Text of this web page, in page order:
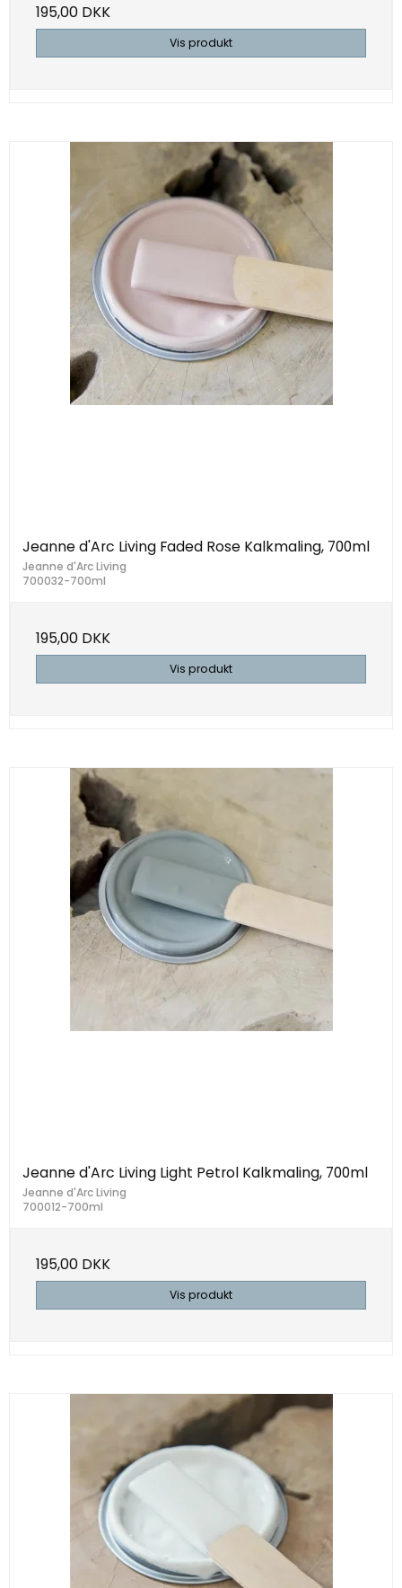
195,00 DKK
Vis produkt
Jeanne d'Arc Living Faded Rose Kalkmaling, 700ml
Jeanne d'Arc Living
700032-700ml
195,00 DKK
Vis produkt
Jeanne d'Arc Living Light Petrol Kalkmaling, 700ml
Jeanne d'Arc Living
700012-700ml
195,00 DKK
Vis produkt